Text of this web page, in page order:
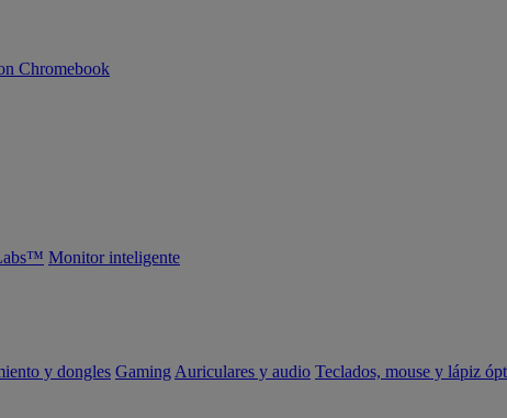
Chromebook
Monitor inteligente
y dongles Gaming Auriculares y audio Teclados, mouse y lápiz